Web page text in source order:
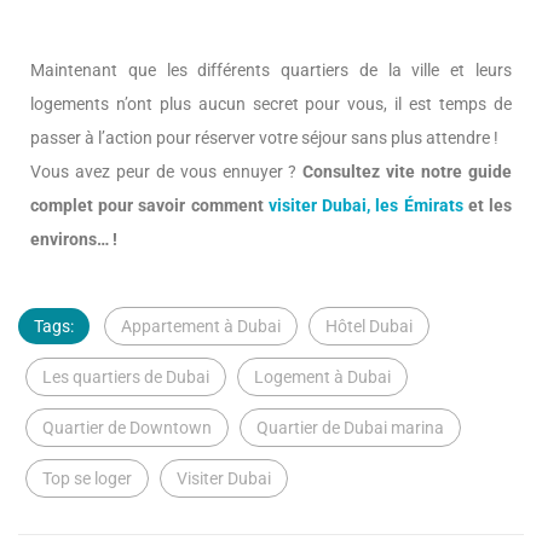
Maintenant que les différents quartiers de la ville et leurs
logements n’ont plus aucun secret pour vous, il est temps de
passer à l’action pour réserver votre séjour sans plus attendre !
Vous avez peur de vous ennuyer ?Consultez vite notre guide
complet pour savoir comment visiter Dubai, les Émiratset les
environs… !
Tags: Appartement à Dubai Hôtel Dubai
Les quartiers de Dubai Logement à Dubai
Quartier de Downtown Quartier de Dubai marina
Top se loger Visiter Dubai